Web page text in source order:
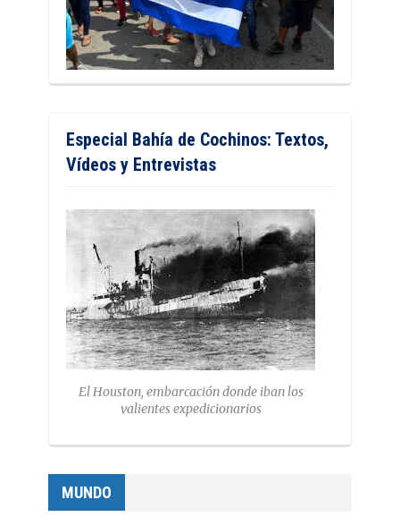
Especial Bahía de Cochinos: Textos,
Vídeos y Entrevistas
El Houston, embarcación donde iban los
valientes expedicionarios
MUNDO